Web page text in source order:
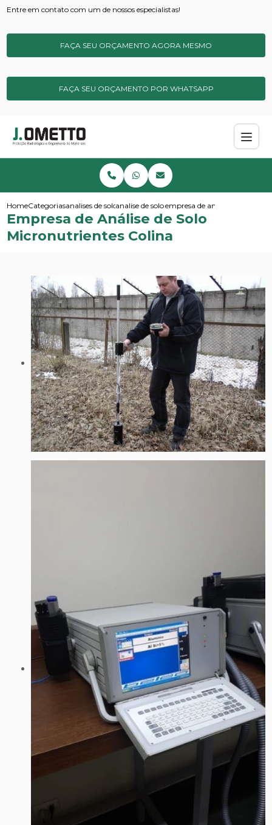
Entre em contato com um de nossos especialistas!
FAÇA SEU ORÇAMENTO AGORA MESMO
FAÇA SEU ORÇAMENTO POR WHATSAPP
HomeCategoriasanalises de solos e sedimentos
analise de solo completaempresa de analise de solo
Empresa de Análise de Solo
Micronutrientes Colina